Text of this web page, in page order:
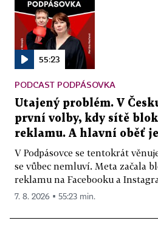
55:23
PODCAST PODPÁSOVKA
Utajený problém. V
první volby, kdy sítě
reklamu. A hlavní oběť
V Podpásovce se tentokrát
se vůbec nemluví. Meta začala
reklamu na Facebooku a
7. 8. 2026 ▪ 55:23 min.